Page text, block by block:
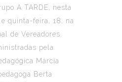
A TARDE, nesta
quinta-feira, 18, na
de Vereadores.
pela
Márcia
Berta